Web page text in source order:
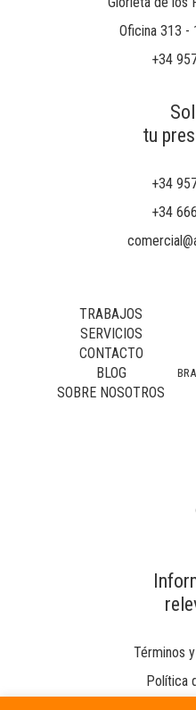
Oficina 313 -
+34
tu
+34
+34
TRABAJOS
SERVICIOS
CONTACTO
BLOG
SOBRE NOSOTROS
Términos
Política